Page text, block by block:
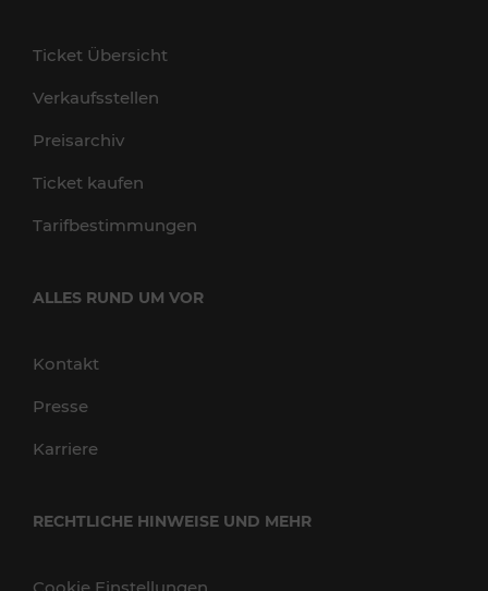
Ticket Übersicht
Verkaufsstellen
Preisarchiv
Ticket kaufen
Tarifbestimmungen
ALLES RUND UM VOR
Kontakt
Presse
Karriere
RECHTLICHE HINWEISE UND MEHR